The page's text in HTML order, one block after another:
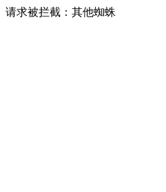
请求被拦截：其他蜘蛛